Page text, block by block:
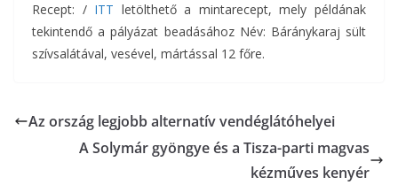
Recept: / ITT letölthető a mintarecept, mely példának
tekintendő a pályázat beadásához Név: Báránykaraj sült
szívsalátával, vesével, mártással 12 főre.
Az ország legjobb alternatív vendéglátóhelyei
A Solymár gyöngye és a Tisza-parti magvas
kézműves kenyér